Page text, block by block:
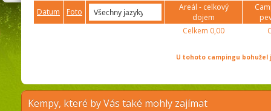
Datum
Foto
Areál - celkový
dojem
Celkem 0,00
U tohoto campingu
Kempy, které by Vás také mohly zajímat